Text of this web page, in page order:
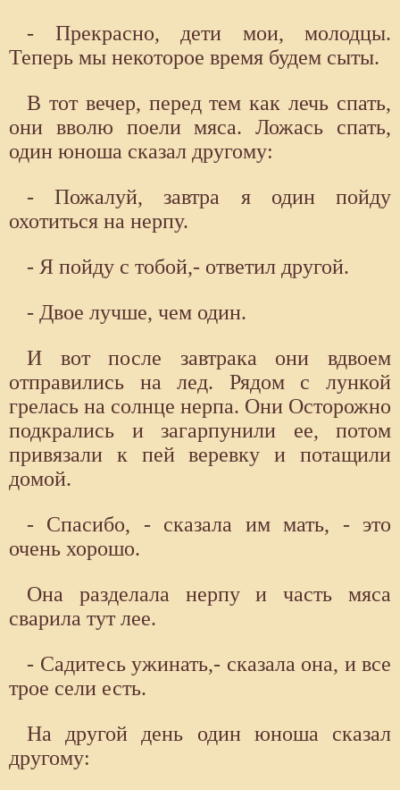
- Прекрасно, дети мои, молодцы.
Теперь мы некоторое время будем сыты.
В тот вечер, перед тем как лечь спать,
они вволю поели мяса. Ложась спать,
один юноша сказал другому:
- Пожалуй, завтра я один пойду
охотиться на нерпу.
- Я пойду с тобой,- ответил другой.
- Двое лучше, чем один.
И вот после завтрака они вдвоем
отправились на лед. Рядом с лункой
грелась на солнце нерпа. Они Осторожно
подкрались и загарпунили ее, потом
привязали к пей веревку и потащили
домой.
- Спасибо, - сказала им мать, - это
очень хорошо.
Она разделала нерпу и часть мяса
сварила тут лее.
- Садитесь ужинать,- сказала она, и все
трое сели есть.
На другой день один юноша сказал
другому: